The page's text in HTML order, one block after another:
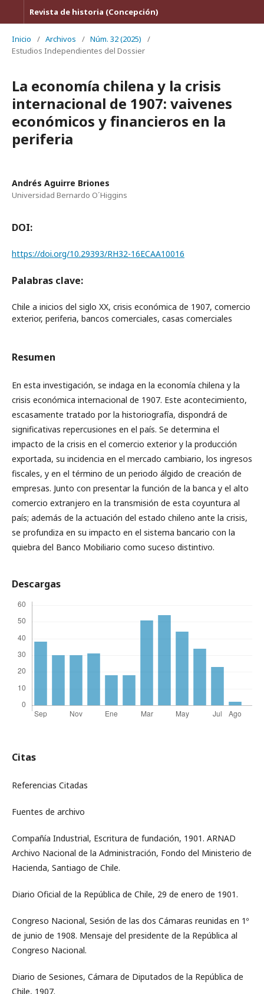
Revista de historia (Concepción)
Inicio / Archivos / Núm. 32 (2025)
/
Estudios Independientes del Dossier
La economía chilena y la crisis
internacional de 1907: vaivenes
económicos y financieros en la
periferia
Andrés Aguirre Briones
Universidad Bernardo O´Higgins
DOI:
https://doi.org/10.29393/RH32-16ECAA10016
Palabras clave:
Chile a inicios del siglo XX, crisis económica de 1907, comercio
exterior, periferia, bancos comerciales, casas comerciales
Resumen
En esta investigación, se indaga en la economía chilena y la
crisis económica internacional de 1907. Este acontecimiento,
escasamente tratado por la historiografía, dispondrá de
significativas repercusiones en el país. Se determina el
impacto de la crisis en el comercio exterior y la producción
exportada, su incidencia en el mercado cambiario, los ingresos
fiscales, y en el término de un periodo álgido de creación de
empresas. Junto con presentar la función de la banca y el alto
comercio extranjero en la transmisión de esta coyuntura al
país; además de la actuación del estado chileno ante la crisis,
se profundiza en su impacto en el sistema bancario con la
quiebra del Banco Mobiliario como suceso distintivo.
Descargas
Citas
Referencias Citadas
Fuentes de archivo
Compañía Industrial, Escritura de fundación, 1901. ARNAD
Archivo Nacional de la Administración, Fondo del Ministerio de
Hacienda, Santiago de Chile.
Diario Oficial de la República de Chile, 29 de enero de 1901.
Congreso Nacional, Sesión de las dos Cámaras reunidas en 1º
de junio de 1908. Mensaje del presidente de la República al
Congreso Nacional.
Diario de Sesiones, Cámara de Diputados de la República de
Chile, 1907.